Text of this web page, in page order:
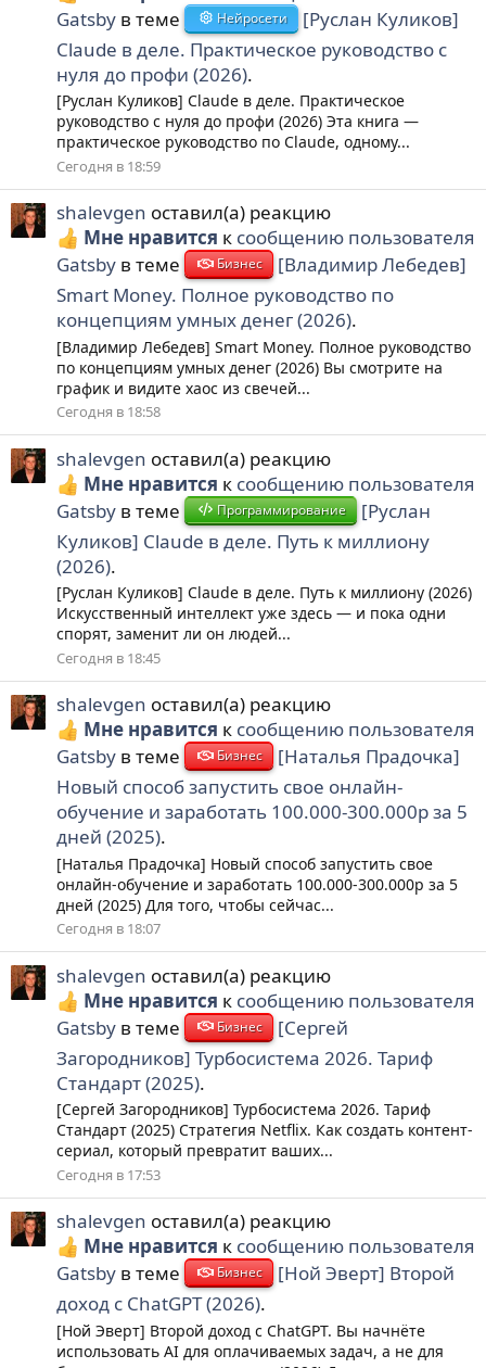
Gatsby в теме Нейросети
[Руслан Куликов]
Claude в деле. Практическое руководство с
нуля до профи (2026).
[Руслан Куликов] Claude в деле. Практическое
руководство с нуля до профи (2026) Эта книга —
практическое руководство по Claude, одному...
Сегодня в 18:59
shalevgen оставил(а) реакцию
Мне нравится к сообщению пользователя
Gatsby в теме Бизнес
[Владимир Лебедев]
Smart Money. Полное руководство по
концепциям умных денег (2026).
[Владимир Лебедев] Smart Money. Полное руководство
по концепциям умных денег (2026) Вы смотрите на
график и видите хаос из свечей...
Сегодня в 18:58
shalevgen оставил(а) реакцию
Мне нравится к сообщению пользователя
Gatsby в теме Программирование
[Руслан
Куликов] Claude в деле. Путь к миллиону
(2026).
[Руслан Куликов] Claude в деле. Путь к миллиону (2026)
Искусственный интеллект уже здесь — и пока одни
спорят, заменит ли он людей...
Сегодня в 18:45
shalevgen оставил(а) реакцию
Мне нравится к сообщению пользователя
Gatsby в теме Бизнес
[Наталья Прадочка]
Новый способ запустить свое онлайн-
обучение и заработать 100.000-300.000р за 5
дней (2025).
[Наталья Прадочка] Новый способ запустить свое
онлайн-обучение и заработать 100.000-300.000р за 5
дней (2025) Для того, чтобы сейчас...
Сегодня в 18:07
shalevgen оставил(а) реакцию
Мне нравится к сообщению пользователя
Gatsby в теме Бизнес
[Сергей
Загородников] Турбосистема 2026. Тариф
Стандарт (2025).
[Сергей Загородников] Турбосистема 2026. Тариф
Стандарт (2025) Стратегия Netflix. Как создать контент-
сериал, который превратит ваших...
Сегодня в 17:53
shalevgen оставил(а) реакцию
Мне нравится к сообщению пользователя
Gatsby в теме Бизнес
[Ной Эверт] Второй
доход с ChatGPT (2026).
[Ной Эверт] Второй доход с ChatGPT. Вы начнёте
использовать AI для оплачиваемых задач, а не для